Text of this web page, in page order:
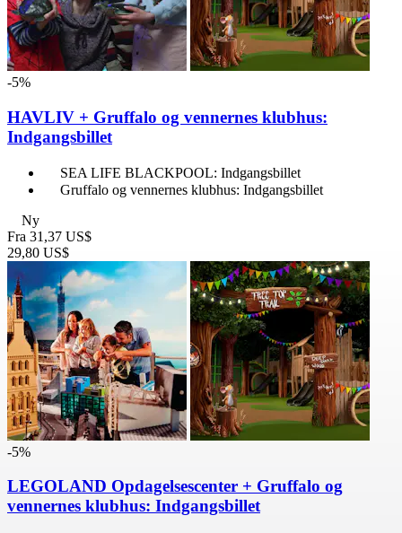
-5%
HAVLIV + Gruffalo og vennernes klubhus:
Indgangsbillet
SEA LIFE BLACKPOOL: Indgangsbillet
Gruffalo og vennernes klubhus: Indgangsbillet
Ny
Fra 31,37 US$
29,80 US$
-5%
LEGOLAND Opdagelsescenter + Gruffalo og
vennernes klubhus: Indgangsbillet